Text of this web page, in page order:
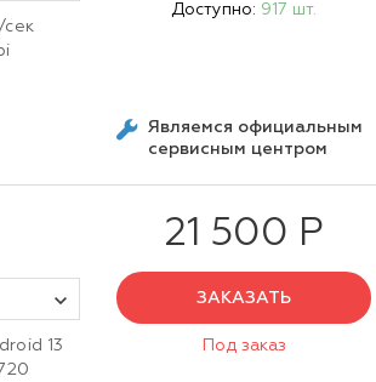
сек
Доступно: 917 шт.
Являемся официальным
сервисным центром
13
21 500 Р
ЗАКАЗАТЬ
Под заказ